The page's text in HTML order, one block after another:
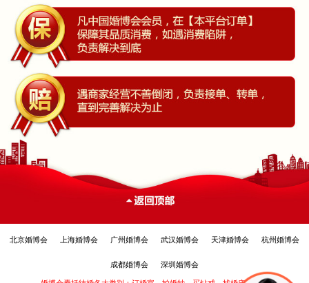
北京婚博会 上海婚博会 广州婚博会 武汉婚博会 天津婚博会 杭州婚博会
成都婚博会 深圳婚博会